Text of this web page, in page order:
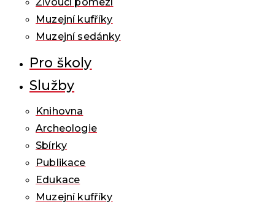
Živoucí pomezí
Muzejní kufříky
Muzejní sedánky
Pro školy
Služby
Knihovna
Archeologie
Sbírky
Publikace
Edukace
Muzejní kufříky